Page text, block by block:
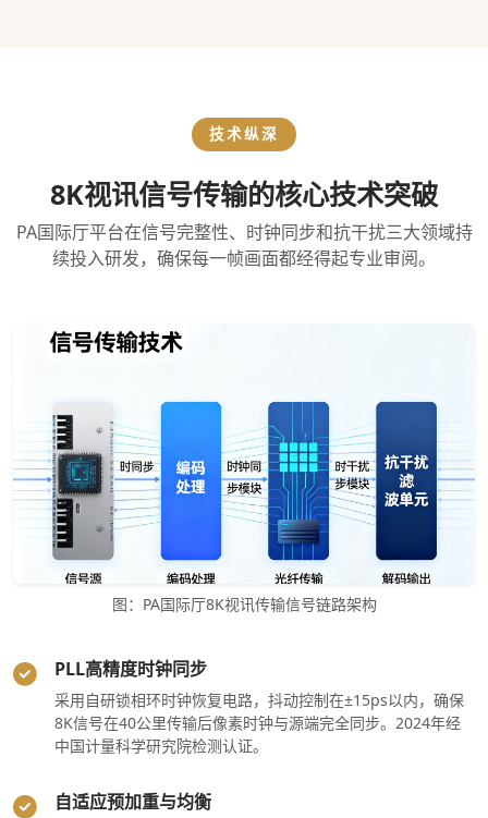
技术纵深
8K视讯信号传输的核心技术突破
PA国际厅平台在信号完整性、时钟同步和抗干扰三大领域持
续投入研发，确保每一帧画面都经得起专业审阅。
图：PA国际厅8K视讯传输信号链路架构
PLL高精度时钟同步
采用自研锁相环时钟恢复电路，抖动控制在±15ps以内，确保
8K信号在40公里传输后像素时钟与源端完全同步。2024年经
中国计量科学研究院检测认证。
自适应预加重与均衡